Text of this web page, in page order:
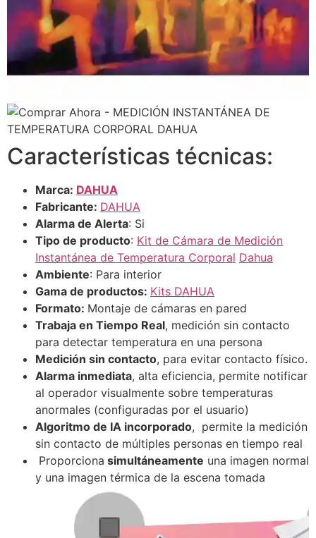
Características técnicas:
Marca: DAHUA
Fabricante: DAHUA
Alarma de Alerta: Si
Tipo de producto: Kit de Cámara de Medición
Instantánea de Temperatura Corporal Dahua
Ambiente: Para interior
Gama de productos: Kits DAHUA
Formato: Montaje de cámaras en pared
Trabaja en Tiempo Real, medición sin contacto
para detectar temperatura en una persona
Medición sin contacto, para evitar contacto físico.
Alarma inmediata, alta eficiencia, permite notificar
al operador visualmente sobre temperaturas
anormales (configuradas por el usuario)
Algoritmo de IA incorporado, permite la medición
sin contacto de múltiples personas en tiempo real
Proporciona simultáneamente una imagen normal
y una imagen térmica de la escena tomada